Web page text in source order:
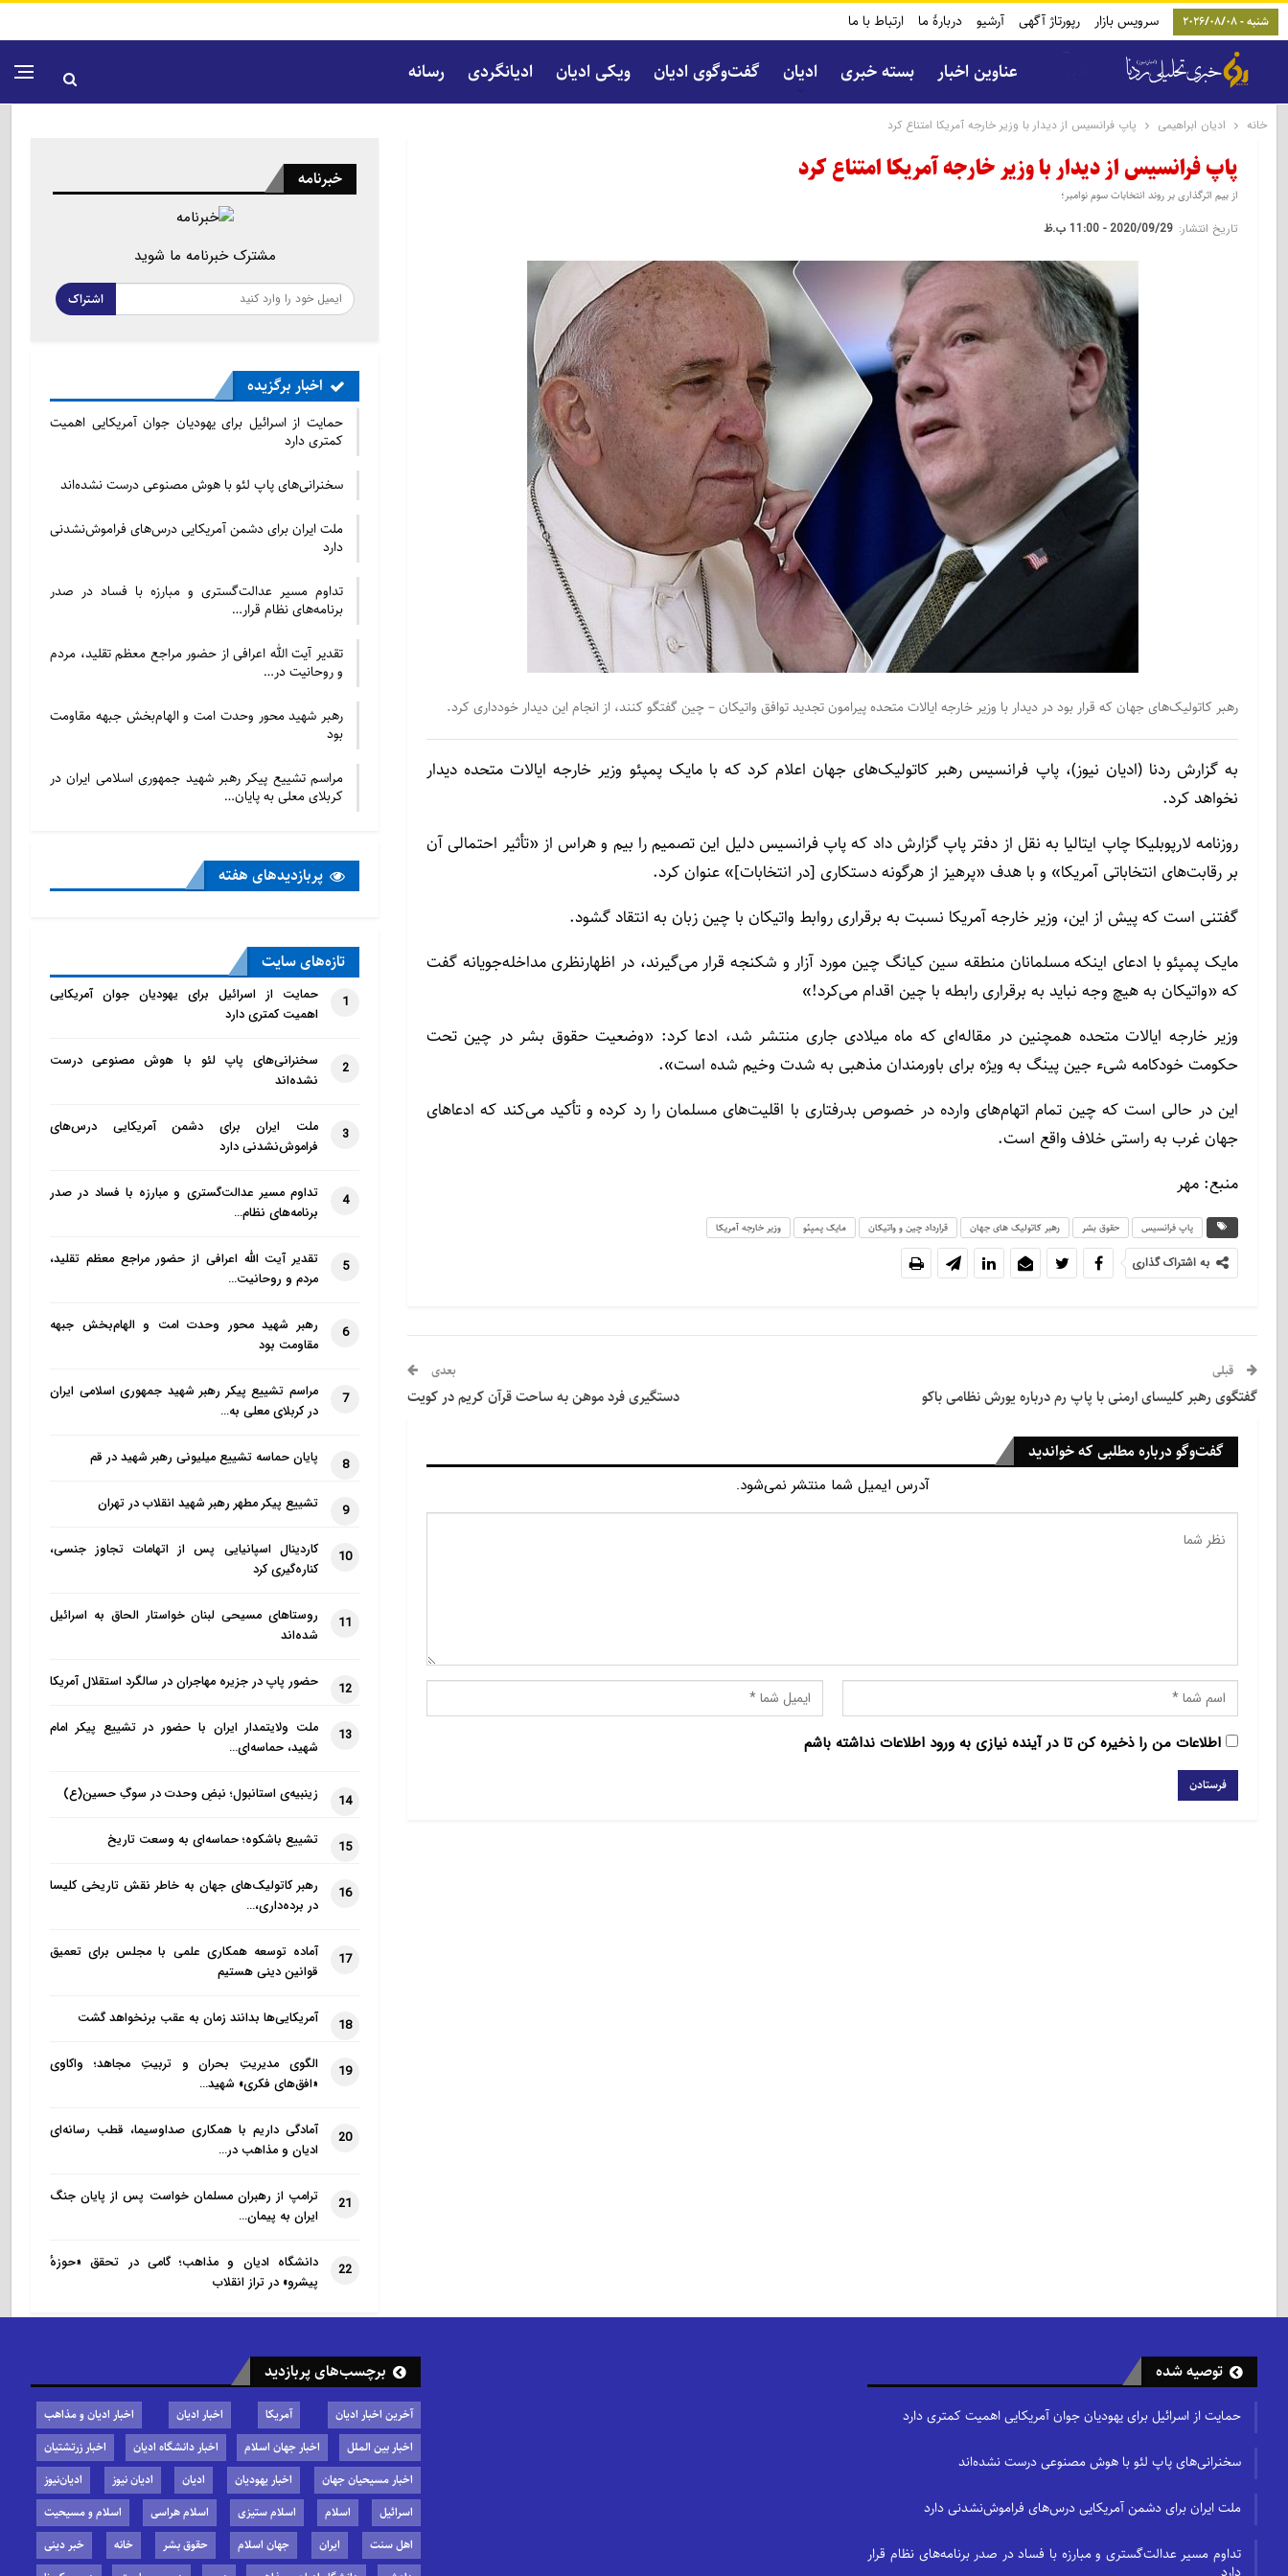
شنبه - 2026/08/08 سرویس بازار رپورتاژ آگهی آرشیو دربارۀ ما ارتباط با ما
عناوین اخبار بسته خبری ادیان گفت‌و‌گوی ادیان ویکی ادیان ادیانگردی رسانه
خانه ادیان ابراهیمی پاپ فرانسیس از دیدار با وزیر خارجه آمریکا امتناع کرد
پاپ فرانسیس از دیدار با وزیر خارجه آمریکا امتناع کرد
از بیم اثرگذاری بر روند انتخابات سوم نوامبر؛
تاریخ انتشار: 2020/09/29 - 11:00 ب.ظ
رهبر کاتولیک‌های جهان که قرار بود در دیدار با وزیر خارجه ایالات متحده پیرامون تجدید توافق واتیکان – چین گفتگو کنند، از انجام این دیدار خودداری کرد.
به گزارش ردنا (ادیان نیوز)، پاپ فرانسیس رهبر کاتولیک‌های جهان اعلام کرد که با مایک پمپئو وزیر خارجه ایالات متحده دیدار
نخواهد کرد.
روزنامه لارپوبلیکا چاپ ایتالیا به نقل از دفتر پاپ گزارش داد که پاپ فرانسیس دلیل این تصمیم را بیم و هراس از «تأثیر احتمالی آن
بر رقابت‌های انتخاباتی آمریکا» و با هدف «پرهیز از هرگونه دستکاری [در انتخابات]» عنوان کرد.
گفتنی است که پیش از این، وزیر خارجه آمریکا نسبت به برقراری روابط واتیکان با چین زبان به انتقاد گشود.
مایک پمپئو با ادعای اینکه مسلمانان منطقه سین کیانگ چین مورد آزار و شکنجه قرار می‌گیرند، در اظهارنظری مداخله‌جویانه گفت
که «واتیکان به هیچ وجه نباید به برقراری رابطه با چین اقدام می‌کرد!»
وزیر خارجه ایالات متحده همچنین در مقاله‌ای که ماه میلادی جاری منتشر شد، ادعا کرد: «وضعیت حقوق بشر در چین تحت
حکومت خودکامه شیء جین پینگ به ویژه برای باورمندان مذهبی به شدت وخیم شده است».
این در حالی است که چین تمام اتهام‌های وارده در خصوص بدرفتاری با اقلیت‌های مسلمان را رد کرده و تأکید می‌کند که ادعاهای
جهان غرب به راستی خلاف واقع است.
منبع: مهر
پاپ فرانسیس حقوق بشر رهبر کاتولیک های جهان قرارداد چین و واتیکان مایک پمپئو وزیر خارجه آمریکا
به اشتراک گذاری
قبلی
گفتگوی رهبر كلیسای ارمنی با پاپ رم درباره یورش نظامی باكو
بعدی
دستگیری فرد موهن به ساحت قرآن کریم در کویت
گفت‌وگو درباره مطلبی که خواندید
آدرس ایمیل شما منتشر نمی‌شود.
اطلاعات من را ذخیره کن تا در آینده نیازی به ورود اطلاعات نداشته باشم
خبرنامه
مشترک خبرنامه ما شوید
اشتراک
اخبار برگزیده
حمایت از اسرائیل برای یهودیان جوان آمریکایی اهمیت
کمتری دارد
سخنرانی‌های پاپ لئو با هوش مصنوعی درست نشده‌اند
ملت ایران برای دشمن آمریکایی درس‌های فراموش‌نشدنی
دارد
تداوم مسیر عدالت‌گستری و مبارزه با فساد در صدر
برنامه‌های نظام قرار…
تقدیر آیت الله اعرافی از حضور مراجع معظم تقلید، مردم
و روحانیت در…
رهبر شهید محور وحدت امت و الهام‌بخش جبهه مقاومت
بود
مراسم تشییع پیکر رهبر شهید جمهوری اسلامی ایران در
کربلای معلی به پایان…
پربازدید‌های هفته
تازه‌‌های سایت
1
حمایت از اسرائیل برای یهودیان جوان آمریکایی
اهمیت کمتری دارد
2
سخنرانی‌های پاپ لئو با هوش مصنوعی درست
نشده‌اند
3
ملت ایران برای دشمن آمریکایی درس‌های
فراموش‌نشدنی دارد
4
تداوم مسیر عدالت‌گستری و مبارزه با فساد در صدر
برنامه‌های نظام…
5
تقدیر آیت الله اعرافی از حضور مراجع معظم تقلید،
مردم و روحانیت…
6
رهبر شهید محور وحدت امت و الهام‌بخش جبهه
مقاومت بود
7
مراسم تشییع پیکر رهبر شهید جمهوری اسلامی ایران
در کربلای معلی به…
8 پایان حماسه تشییع میلیونی رهبر شهید در قم
9 تشییع پیکر مطهر رهبر شهید انقلاب در تهران
10
کاردینال اسپانیایی پس از اتهامات تجاوز جنسی،
کناره‌گیری کرد
11
روستاهای مسیحی لبنان خواستار الحاق به اسرائیل
شده‌اند
12 حضور پاپ در جزیره مهاجران در سالگرد استقلال آمریکا
13
ملت ولایتمدار ایران با حضور در تشییع پیکر امام
شهید، حماسه‌ای…
14 زینبیه‌ی استانبول؛ نبضِ وحدت در سوگِ حسین(ع)
15 تشییع باشکوه؛ حماسه‌ای به وسعت تاریخ
16
رهبر کاتولیک‌های جهان به خاطر نقش تاریخی کلیسا
در برده‌داری،…
17
آماده توسعه همکاری علمی با مجلس برای تعمیق
قوانین دینی هستیم
18 آمریکایی‌ها بدانند زمان به عقب برنخواهد گشت
19
الگوی مدیریتِ بحران و تربیتِ مجاهد؛ واکاوی
«افق‌های فکری» شهید…
20
آمادگی داریم با همکاری صداوسیما، قطب رسانه‌ای
ادیان و مذاهب در…
21
ترامپ از رهبران مسلمان خواست پس از پایان جنگ
ایران به پیمان…
22
دانشگاه ادیان و مذاهب؛ گامی در تحقق «حوزهٔ
پیشرو» در تراز انقلاب
توصیه شده
حمایت از اسرائیل برای یهودیان جوان آمریکایی اهمیت کمتری دارد
سخنرانی‌های پاپ لئو با هوش مصنوعی درست نشده‌اند
ملت ایران برای دشمن آمریکایی درس‌های فراموش‌نشدنی دارد
تداوم مسیر عدالت‌گستری و مبارزه با فساد در صدر برنامه‌های نظام قرار
برچسب‌های پربازدید
آخرین اخبار ادیان آمریکا اخبار ادیان
اخبار ادیان و مذاهب
اخبار بین الملل
اخبار جهان اسلام اخبار دانشگاه ادیان
اخبار زرتشتیان
اخبار مسیحیان جهان
اخبار یهودیان ادیان ادیان نیوز
ادیان‌نیوز
اسرائیل
اسلام اسلام ستیزی اسلام هراسی
اسلام و مسیحیت
اهل سنت
ایران جهان اسلام حقوق بشر خانه
خبر دینی